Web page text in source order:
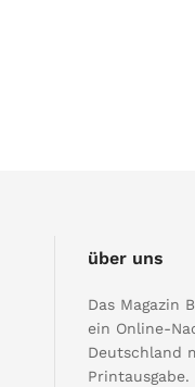
über uns
Das Magazin
ein Online-
Deutschland